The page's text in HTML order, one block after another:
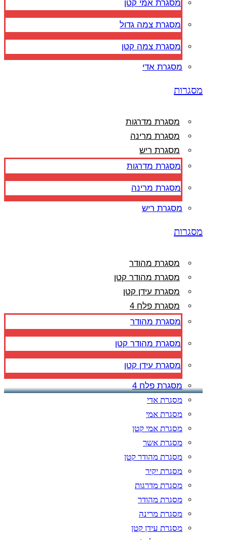
מסגרת אמי קטן
מסגרת צמה גדול
מסגרת צמה קטן
מסגרת אדי
מסגרות
מסגרת מדרגות
מסגרת מרינה
מסגרת ריש
מסגרת מדרגות
מסגרת מרינה
מסגרת ריש
מסגרות
מסגרת מהודר
מסגרת מהודר קטן
מסגרת עידן קטן
מסגרת פלח 4
מסגרת מהודר
מסגרת מהודר קטן
מסגרת עידן קטן
מסגרת פלח 4
מסגרת אדי
מסגרת אמי
מסגרת אמי קטן
מסגרת אשר
מסגרת מהודר קטן
מסגרת יקיר
מסגרת מדרגות
מסגרת מהודר
מסגרת מרינה
מסגרת עידן קטן